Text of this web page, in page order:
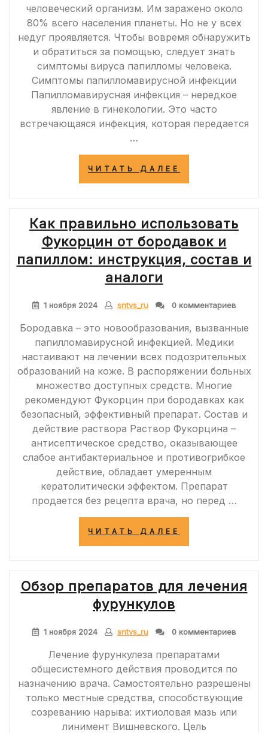
человеческий организм. Им заражено около
80% всего населения планеты. Но не у всех
недуг проявляется. Чтобы вовремя обнаружить
и обратиться за помощью, следует знать
симптомы вируса папилломы человека.
Симптомы папилломавирусной инфекции
Папилломавирусная инфекция – нередкое
явление в гинекологии. Это часто
встречающаяся инфекция, которая передается
…
ЧИТАТЬ ДАЛЕЕ
ПАПИЛЛОМЫ
ЧЕЛОВЕКА»
Как правильно использовать
Фукорцин от бородавок и
папиллом: инструкция, состав и
аналоги
1 ноября 2024 sntvs_ru 0 комментариев
Бородавка – это новообразования, вызванные
папилломавирусной инфекцией. Медики
настаивают на лечении всех подозрительных
образований на коже. В распоряжении больных
множество доступных средств. Многие
рекомендуют Фукорцин при бородавках как
безопасный, эффективный препарат. Состав и
действие раствора Раствор Фукорцина –
антисептическое средство, оказывающее
слабое антибактериальное и противогрибкое
действие, обладает умеренным
кератолитически эффектом. Препарат
продается без рецепта врача, но перед …
ЧИТАТЬ ДАЛЕЕ
ФУКОРЦИН
ОТ
БОРОДАВОК
И
СОСТАВ
Обзор препаратов для лечения
фурункулов
1 ноября 2024 sntvs_ru 0 комментариев
Лечение фурункулеза препаратами
общесистемного действия проводится по
назначению врача. Самостоятельно разрешены
только местные средства, способствующие
созреванию нарыва: ихтиоловая мазь или
линимент Вишневского. Цель